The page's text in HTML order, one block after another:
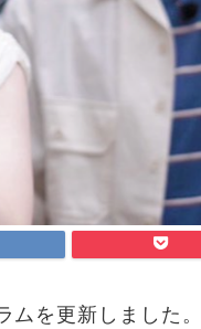
ムを更新しました